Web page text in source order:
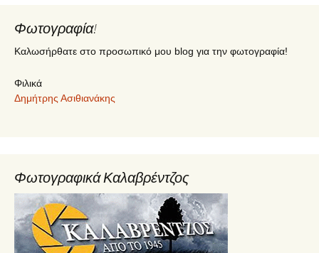
Φωτογραφία!
Καλωσήρθατε στο προσωπικό μου blog για την φωτογραφία!
Φιλικά
Δημήτρης Ασιθιανάκης
Φωτογραφικά Καλαβρέντζος